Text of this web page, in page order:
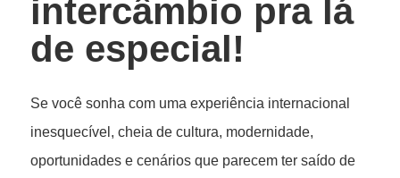
intercâmbio pra lá
de especial!
Se você sonha com uma experiência internacional
inesquecível, cheia de cultura, modernidade,
oportunidades e cenários que parecem ter saído de